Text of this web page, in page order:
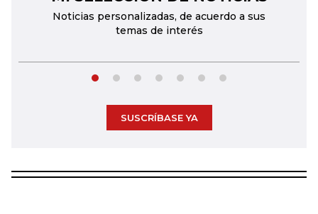
Noticias personalizadas, de acuerdo a sus
temas de interés
SUSCRÍBASE YA